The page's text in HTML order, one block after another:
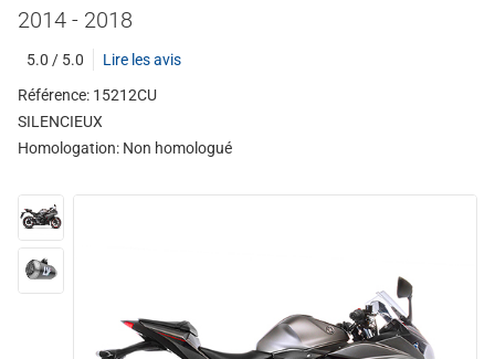
2014 - 2018
5.0 / 5.0
Lire les avis
Référence: 15212CU
SILENCIEUX
Homologation: Non homologué